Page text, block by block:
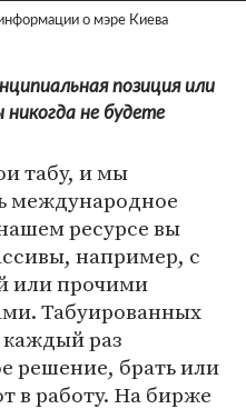
о мэре Киева
позиция или
не будете
табу, и мы
международное
ресурсе вы
например, с
или прочими
Табуированных
раз
решение, брать или
в работу. На бирже